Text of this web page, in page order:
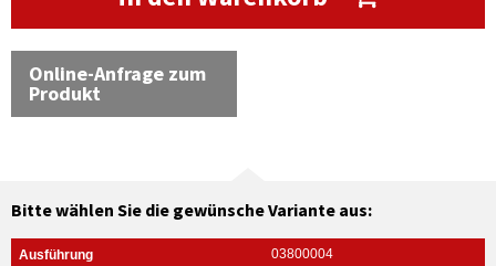
Online-Anfrage zum
Produkt
Bitte wählen Sie die gewünsche Variante aus:
03800004